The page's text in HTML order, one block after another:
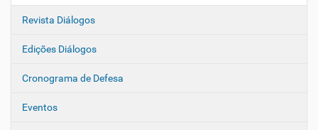
Revista Diálogos
Edições Diálogos
Cronograma de Defesa
Eventos